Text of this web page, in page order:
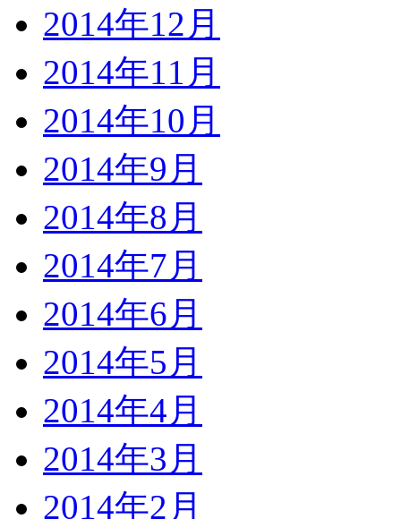
2014年12月
2014年11月
2014年10月
2014年9月
2014年8月
2014年7月
2014年6月
2014年5月
2014年4月
2014年3月
2014年2月